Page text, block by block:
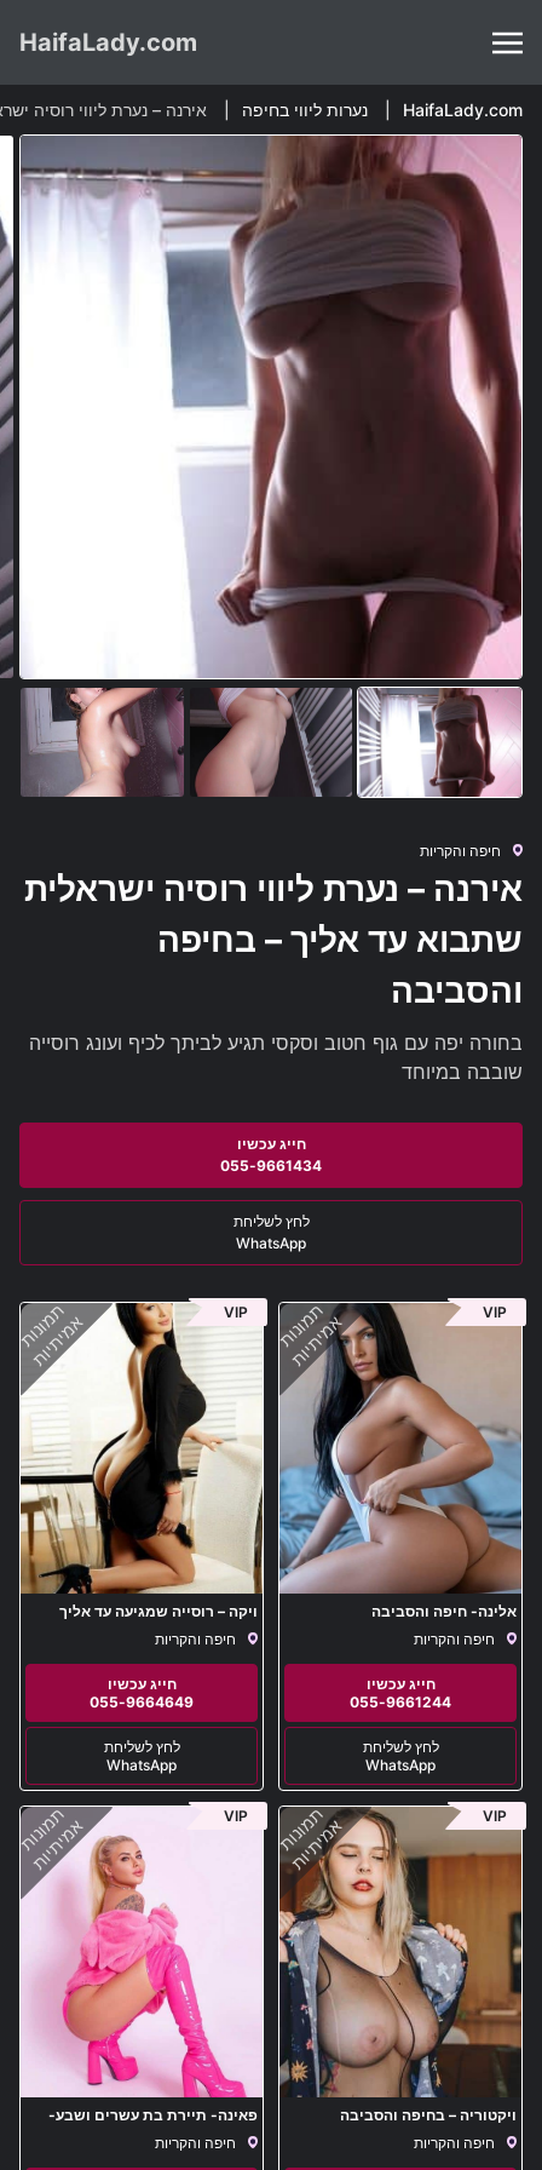
HaifaLady.com
HaifaLady.com נערות ליווי בחיפה אירנה – נערת ליווי רוסיה
חיפה והקריות
אירנה – נערת ליווי רוסיה ישראלית
שתבוא עד אליך – בחיפה
והסביבה
בחורה יפה עם גוף חטוב וסקסי תגיע לביתך לכיף ועונג רוסייה
שובבה במיוחד
055-9661434
WhatsApp
תמונות
אמיתיות VIP
אלינה- חיפה והסביבה
חיפה והקריות
055-9661244
WhatsApp
תמונות
אמיתיות VIP
ויקה – רוסייה שמגיעה עד אליך
בחיפה והסביבה
חיפה והקריות
055-9664649
WhatsApp
תמונות
אמיתיות VIP
ויקטוריה – בחיפה והסביבה
חיפה והקריות
תמונות
אמיתיות VIP
פאינה- תיירת בת עשרים ושבע-
באור הצפון
חיפה והקריות